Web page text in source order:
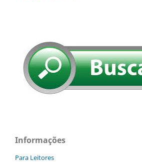
Informações
Para Leitores